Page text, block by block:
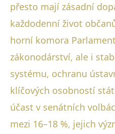
přesto mají zásadní
každodenní život
horní komora
zákonodárství, ale i
systému, ochranu
klíčových osobností
účast v senátních
mezi 16–18 %, jejich